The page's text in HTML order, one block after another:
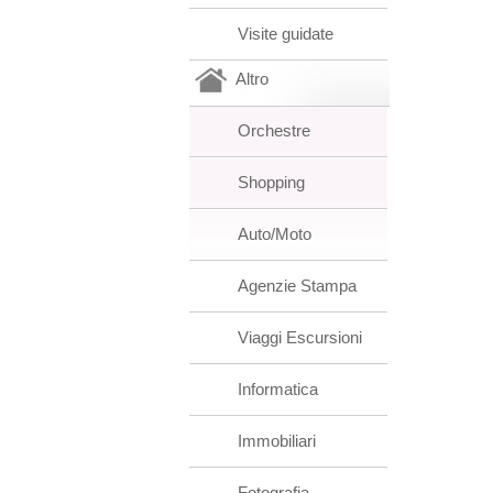
Visite guidate
Altro
Orchestre
Shopping
Auto/Moto
Agenzie Stampa
Viaggi Escursioni
Informatica
Immobiliari